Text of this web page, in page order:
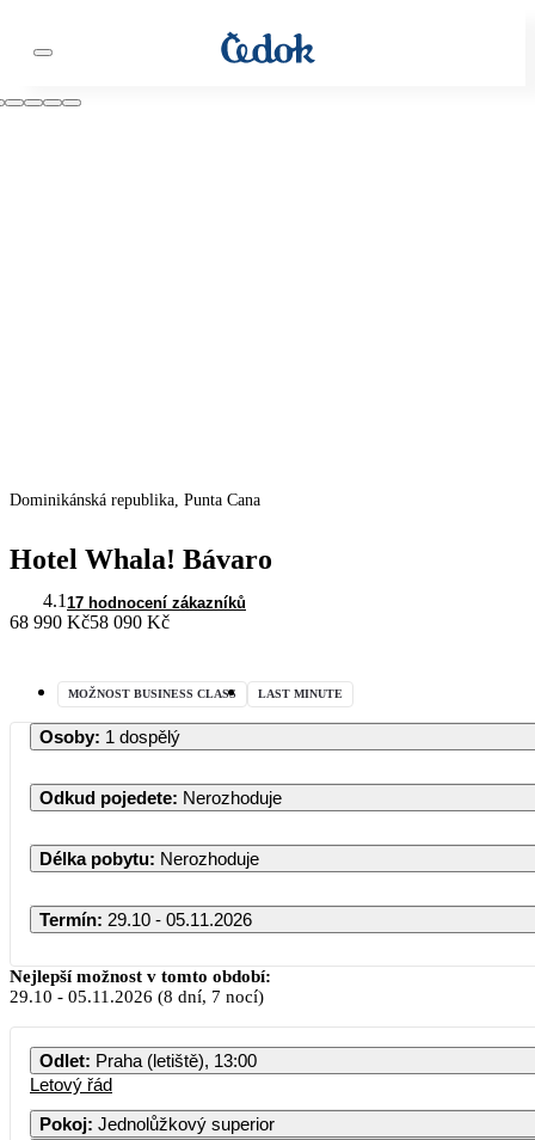
Dominikánská republika, Punta Cana
Hotel Whala! Bávaro
4.1 17 hodnocení zákazníků
68 990 Kč58 090 Kč
MOŽNOST BUSINESS CLASS LAST MINUTE
Osoby: 1 dospělý
Odkud pojedete: Nerozhoduje
Délka pobytu: Nerozhoduje
Termín: 29.10 - 05.11.2026
Říjen
PO ÚT ST ČT
Nejlepší možnost v tomto období:
29.10 - 05.11.2026 (8 dní, 7 nocí)
Odlet: Praha (letiště), 13:00
Letový řád
Pokoj:
Jednolůžkový superior